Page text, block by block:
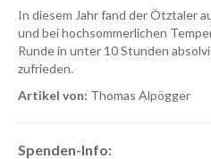
In diesem Jahr fand der Ötztaler
und bei hochsommerlichen
Runde in unter 10 Stunden
zufrieden.
Artikel von: Thomas Alpögger
Spenden-Info: